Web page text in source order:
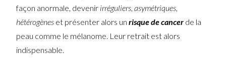
façon anormale, devenir irréguliers, asymétriques,
hétérogènes et présenter alors unrisque de cancer de la
peau comme le mélanome. Leur retrait est alors
indispensable.